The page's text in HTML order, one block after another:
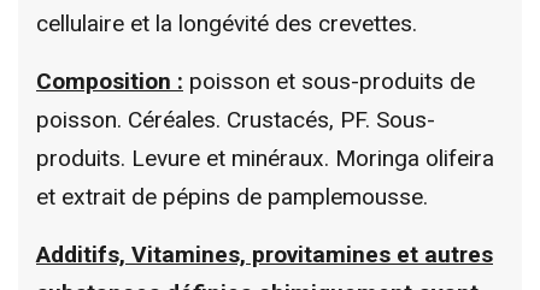
cellulaire et la longévité des crevettes.
Composition : poisson et sous-produits de
poisson. Céréales. Crustacés, PF. Sous-
produits. Levure et minéraux. Moringa olifeira
et extrait de pépins de pamplemousse.
Additifs, Vitamines, provitamines et autres